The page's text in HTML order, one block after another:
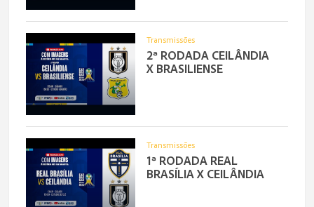
Transmissões
2ª RODADA CEILÂNDIA
X BRASILIENSE
Transmissões
1ª RODADA REAL
BRASÍLIA X CEILÂNDIA